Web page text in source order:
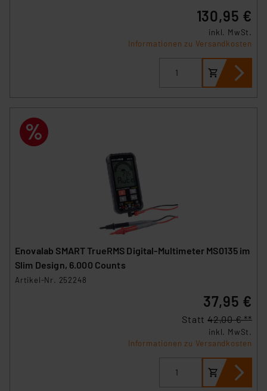
130,95 €
inkl. MwSt.
Informationen zu Versandkosten
Enovalab SMART TrueRMS Digital-Multimeter MS0135 im
Slim Design, 6.000 Counts
Artikel-Nr. 252248
37,95 €
Statt 42,00 € **
inkl. MwSt.
Informationen zu Versandkosten